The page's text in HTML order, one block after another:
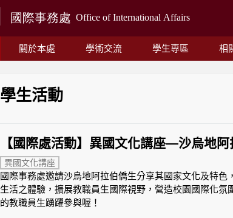
關於本處 學術交流 學生專區 相
學生活動
【國際處活動】異國文化講座—沙烏地
異國文化講座
國際事務處邀請沙烏地阿拉伯僑生分享其國家文化及特色
生活之體驗，擴展教職員生國際視野，營造校園國際化氛
的教職員生踴躍參與喔！